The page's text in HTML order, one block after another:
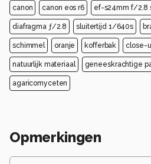
canon canon eos r6 ef-s24mm f/2.8
diafragma ƒ/2.8 sluitertijd 1/640s
schimmel oranje kofferbak close-
natuurlijk materiaal geneeskrachtige
agaricomyceten
Opmerkingen